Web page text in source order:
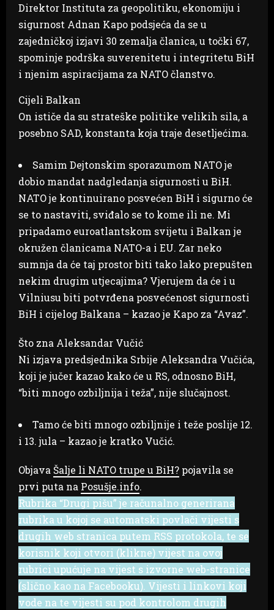
Direktor Instituta za geopolitiku, ekonomiju i
sigurnost Adnan Kapo podsjeća da se u
zajedničkoj izjavi 30 zemalja članica, u točki 67,
spominje podrška suverenitetu i integritetu BiH
i njenim aspiracijama za NATO članstvo.
Cijeli Balkan
On ističe da su strateške politike velikih sila, a
posebno SAD, konstanta koja traje desetljećima.
Samim Dejtonskim sporazumom NATO je
dobio mandat nadgledanja sigurnosti u BiH.
NATO je kontinuirano posvećen BiH i sigurno će
se to nastaviti, sviđalo se to kome ili ne. Mi
pripadamo euroatlantskom svijetu i Balkan je
okružen članicama NATO-a i EU. Zar neko
sumnja da će taj prostor biti tako lako prepušten
nekim drugim utjecajima? Vjerujem da će i u
Vilniusu biti potvrđena posvećenost sigurnosti
BiH i cijelog Balkana – kazao je Kapo za “Avaz”.
Što zna Aleksandar Vučić
Ni izjava predsjednika Srbije Aleksandra Vučića,
koji je jučer kazao kako će u RS, odnosno BiH,
“biti mnogo ozbiljnija i teža”, nije slučajnost.
Tamo će biti mnogo ozbiljnije i teže poslije 12.
i 13. jula – kazao je kratko Vučić.
Objava Šalje li NATO trupe u BiH? pojavila se
prvi puta na Posušje.info.
Rubrika “Drugi pišu” je računalno generirana
rubrika u kojoj se automatski povlači vijesti s
drugih web stranica putem RSS protokola, te se
korisnik koji otvori (klikne) vijest na ovoj
rubrici upućuje na vijest s izvorne web-stranice
(slično kao na Facebooku). Vijesti i linkovi koji
vode na te vijesti su pod kontrolom drugih